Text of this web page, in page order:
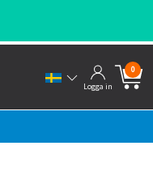
Logga in
0